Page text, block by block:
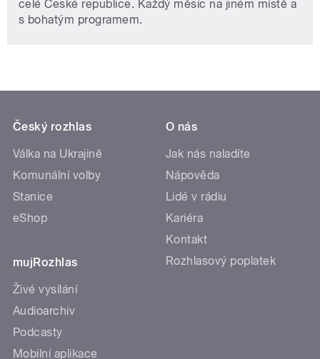
celé České republice. Každý měsíc na jiném místě a
s bohatým programem.
Český rozhlas
Válka na Ukrajině
Komunální volby
Stanice
eShop
mujRozhlas
Živé vysílání
Audioarchiv
Podcasty
Mobilní aplikace
O nás
Jak nás naladíte
Nápověda
Lidé v rádiu
Kariéra
Kontakt
Rozhlasový poplatek